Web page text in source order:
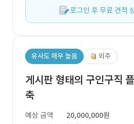
로그인 후 무료 견적
유사도 매우 높음 외주
게시판 형태의 구인구직
축
예상 금액
20,000,000원